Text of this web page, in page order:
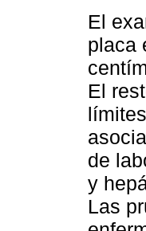
El
placa
El
de
y
Las